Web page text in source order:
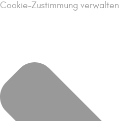
Cookie-Zustimmung verwalten